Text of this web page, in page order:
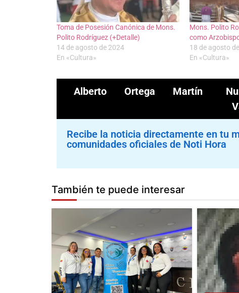
Toma de Posesión Canónica de Mons.
Polito Rodríguez (+Detalle)
14 de agosto de 2024
En «Cultura»
Mons. Polito
como
18 de agosto
En «Cultura»
Alberto Ortega Martín
Recibe la noticia directamente en tu
comunidades oficiales de Noti Hora
También te puede interesar